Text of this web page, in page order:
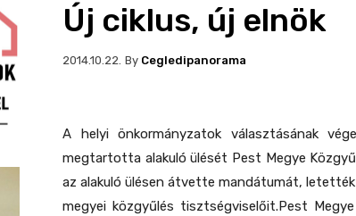
Új ciklus, új elnök
2014.10.22. By Cegledipanorama
A helyi önkormányzatok választásának
megtartotta alakuló ülését Pest Megye
az alakuló ülésen átvette mandátumát,
megyei közgyűlés tisztségviselőit.Pest